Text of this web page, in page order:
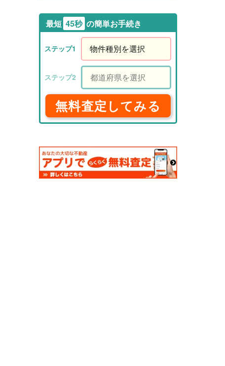
最短 45秒 の簡単お手続き
無料査定してみる